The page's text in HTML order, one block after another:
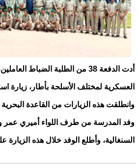
أدت الدفعة 38 من الطلبة الضباط
العسكرية لمختلف الأسلحة بأطار، زيارة
وانطلقت هذه الزيارات من القاعدة
وفد المدرسة من طرف اللواء أميري عمر
السنغالية، وأطلع الوفد خلال هذه الزيارة